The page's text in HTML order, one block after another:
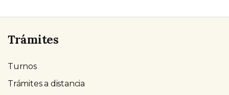
Trámites
Turnos
Trámites a distancia